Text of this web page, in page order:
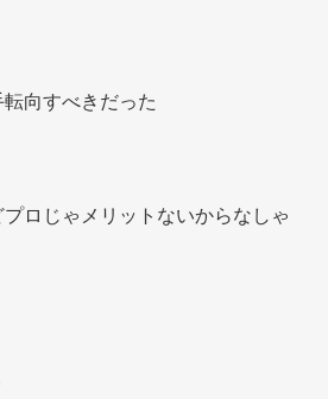
向すべきだった
ロじゃメリットないからなしゃ